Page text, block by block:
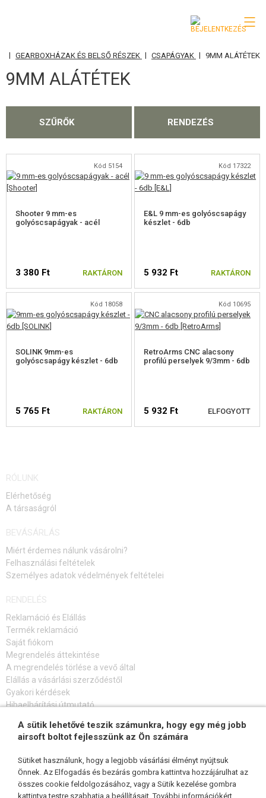
KATEGÓRIA
AIRSOFT FEGYVEREK
GRÁNÁTVETŐK, GRÁNÁTOK
AKKUMULÁTOROK, TÖLTŐK
TÁRAK
FELSZERELÉS, EGYENRUHA, TOKOK
RÁDIÓS, FEJHALLGATÓ, KAMERÁK
KIEGÉSZÍTŐK, HORDSZÍJAK
GEARBOXHÁZAK ÉS BELSŐ RÉSZEK
FÚVÓKA 'NOZZLE'
HENGERFEJEK
DUGATTYÚFEJEK
RUGÓ
CSAPÁGYAZOTT RUGÓVEZETŐ
FOGASKEREKEK
HÁTRA MENET RETESZ
LECSAPÓKAR
INDÍTÓ ÉRINTKEZŐK
| GEARBOXHÁZAK ÉS BELSŐ RÉSZEK | CSAPÁGYAK | 9MM ALÁTÉTEK
9MM ALÁTÉTEK
SZŰRŐK RENDEZÉS
Kód 5154
Shooter 9 mm-es
golyóscsapágyak - acél
3 380 Ft RAKTÁRON
Kód 17322
E&L 9 mm-es golyóscsapágy
készlet - 6db
5 932 Ft RAKTÁRON
Kód 18058
SOLINK 9mm-es
golyóscsapágy készlet - 6db
5 765 Ft RAKTÁRON
Kód 10695
RetroArms CNC alacsony
profilú perselyek 9/3mm - 6db
5 932 Ft ELFOGYOTT
RÓLUNK
Elérhetőség
A társaságról
BEVÁSÁRLÁS
Miért érdemes nálunk vásárolni?
Felhasználási feltételek
Személyes adatok védelmények feltételei
RENDELÉS
Reklamáció és Elállás
Termék reklamáció
Saját fiókom
Megrendelés áttekintése
A megrendelés törlése a vevő által
Elállás a vásárlási szerződéstől
Gyakori kérdések
Hibaelhárítási útmutató
FELIRATKOZÁS HÍRLEVÉLRE
KÖVESSEN MINKET
A sütik lehetővé teszik számunkra, hogy egy még jobb
airsoft boltot fejlesszünk az Ön számára
Sütiket használunk, hogy a legjobb vásárlási élményt nyújtsuk
Önnek. Az Elfogadás és bezárás gombra kattintva hozzájárulhat az
összes cookie feldolgozásához, vagy a Sütik kezelése gombra
kattintva testre szabhatja a beállításait. További információkért